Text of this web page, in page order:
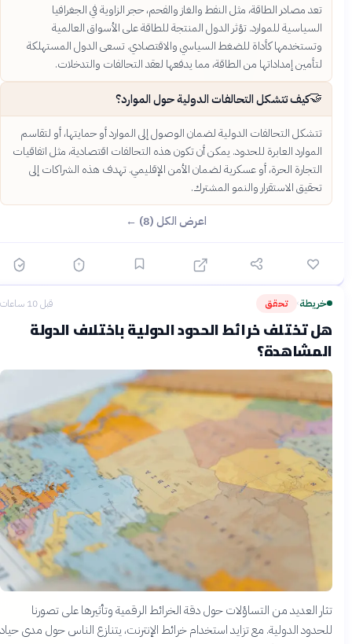
تعد مصادر الطاقة، مثل النفط والغاز والفحم، حجر الزاوية في الجغرافيا
السياسية للموارد. تؤثر الدول المنتجة للطاقة على الأسواق العالمية
وتستخدمها كأداة للضغط السياسي والاقتصادي. تسعى الدول المستهلكة
لتأمين إمداداتها من الطاقة، مما يدفعها لعقد التحالفات والتدخلات.
كيف تتشكل التحالفات الدولية حول الموارد؟
تتشكل التحالفات الدولية لضمان الوصول إلى الموارد أو حمايتها، أو لتقاسم
الموارد العابرة للحدود. يمكن أن تكون هذه التحالفات اقتصادية، مثل اتفاقيات
التجارة الحرة، أو عسكرية لضمان الأمن الإقليمي. تهدف هذه الشراكات إلى
تحقيق الاستقرار والنمو المشترك.
اعرض الكل (8) ←
خريطة› تحقق قبل 10 ساعات
هل تختلف خرائط الحدود الدولية باختلاف الدولة
المشاهدة؟
تثار العديد من التساؤلات حول دقة الخرائط الرقمية وتأثيرها على تصورنا
للحدود الدولية. مع تزايد استخدام خرائط الإنترنت، يتنازع الناس حول مدى حياد